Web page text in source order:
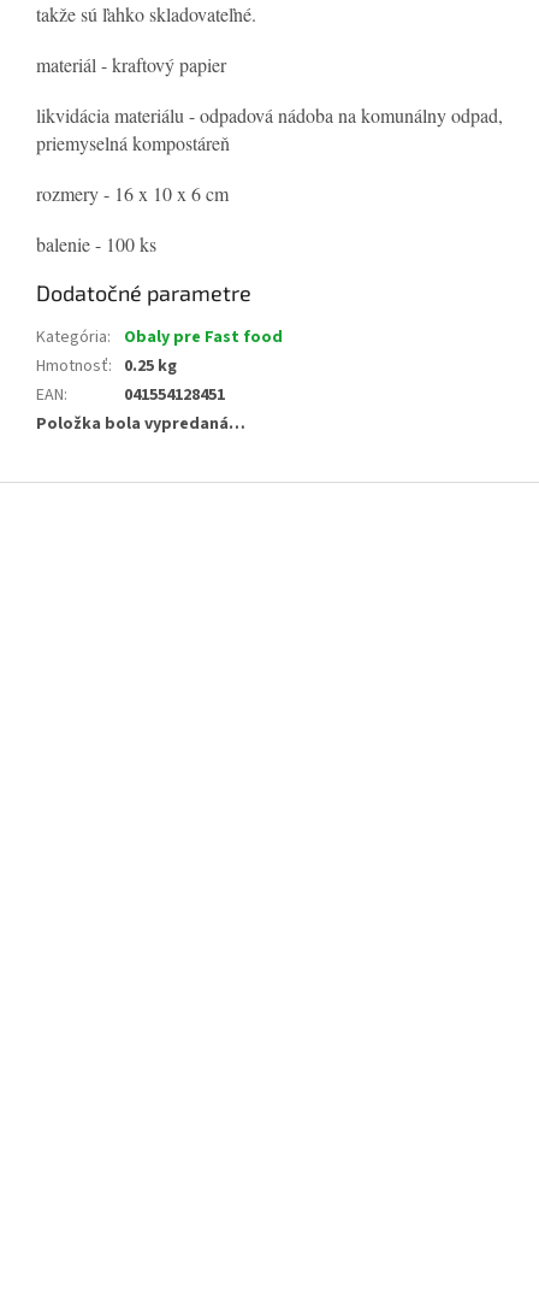
takže sú ľahko skladovateľné.
materiál - kraftový papier
likvidácia materiálu - odpadová nádoba na komunálny odpad,
priemyselná kompostáreň
rozmery - 16 x 10 x 6 cm
balenie - 100 ks
Dodatočné parametre
Kategória:
Obaly pre Fast food
Hmotnosť: 0.25 kg
EAN:
041554128451
Položka bola vypredaná…